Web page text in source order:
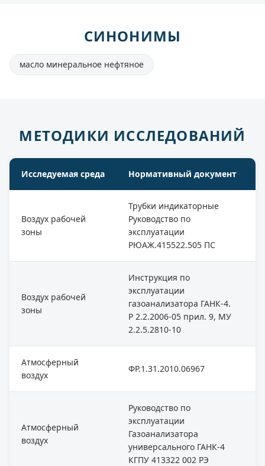
СИНОНИМЫ
масло минеральное нефтяное
МЕТОДИКИ ИССЛЕДОВАНИЙ
Исследуемая среда Нормативный документ
Воздух рабочей
зоны
Трубки индикаторные
Руководство по
эксплуатации
РЮАЖ.415522.505 ПС
Воздух рабочей
зоны
Инструкция по
эксплуатации
газоанализатора ГАНК-4.
Р 2.2.2006-05 прил. 9, МУ
2.2.5.2810-10
Атмосферный
воздух
ФР.1.31.2010.06967
Атмосферный
воздух
Руководство по
эксплуатации
Газоанализатора
универсального ГАНК-4
КГПУ 413322 002 РЭ